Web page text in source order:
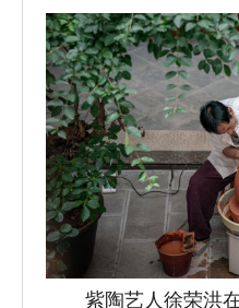
紫陶艺人徐荣洪在